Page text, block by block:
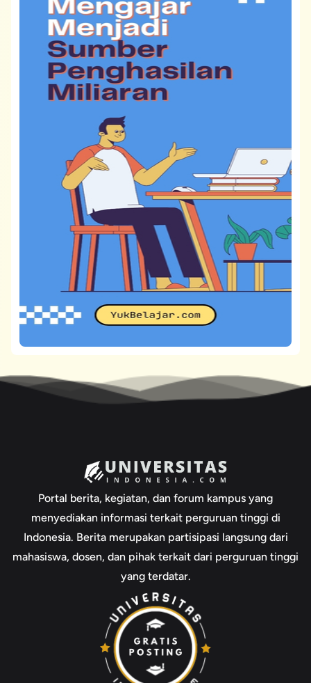
Portal berita, kegiatan, dan forum kampus yang
menyediakan informasi terkait perguruan tinggi di
Indonesia. Berita merupakan partisipasi langsung dari
mahasiswa, dosen, dan pihak terkait dari perguruan tinggi
yang terdatar.